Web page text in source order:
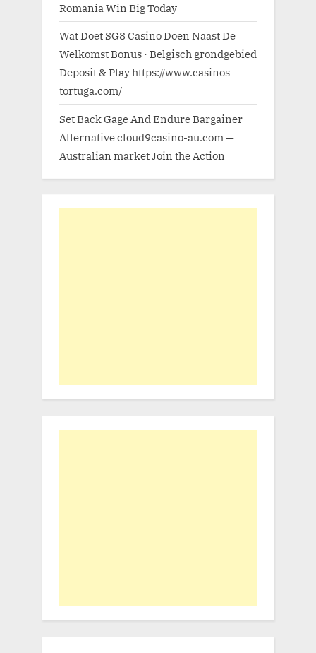
Romania Win Big Today
Wat Doet SG8 Casino Doen Naast De
Welkomst Bonus · Belgisch grondgebied
Deposit & Play https://www.casinos-
tortuga.com/
Set Back Gage And Endure Bargainer
Alternative cloud9casino-au.com —
Australian market Join the Action